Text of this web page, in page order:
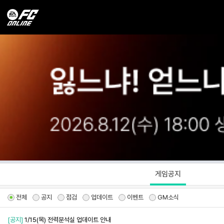
게임공지
전체 공지 점검 업데이트 이벤트 GM소식
[공지] 1/15(목) 전력분석실 업데이트 안내